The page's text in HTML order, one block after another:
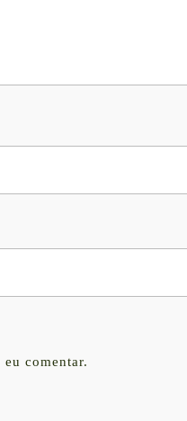
comentar.